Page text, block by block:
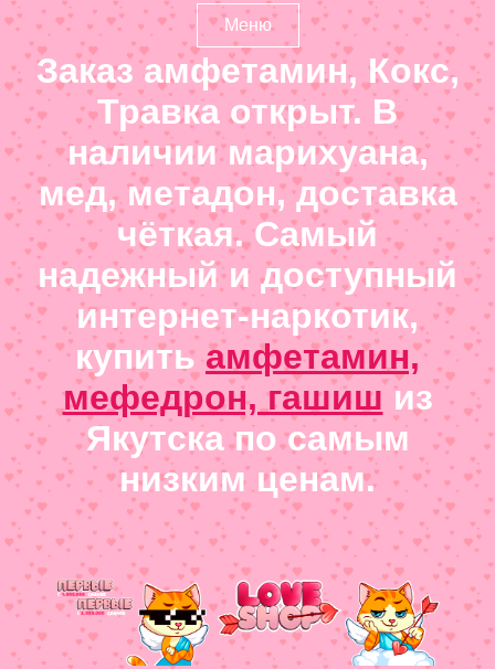
Меню
Заказ амфетамин, Кокс,
Травка открыт. В
наличии марихуана,
мед, метадон, доставка
чёткая. Самый
надежный и доступный
интернет-наркотик,
купитьамфетамин,
мефедрон, гашишиз
Якутска по самым
низким ценам.